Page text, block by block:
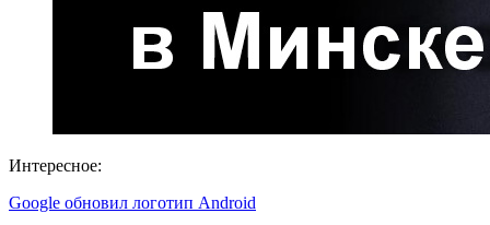
Интересное:
Google обновил логотип Android